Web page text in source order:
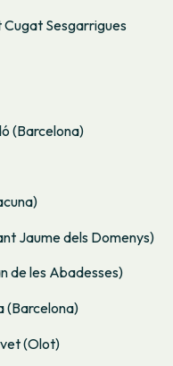
Sesgarrigues
(Barcelona)
Jaume dels Domenys)
de les Abadesses)
(Barcelona)
(Olot)